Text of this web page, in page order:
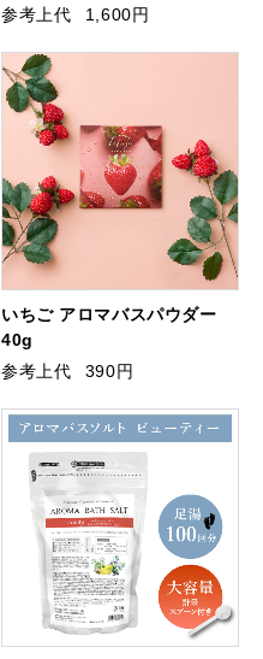
参考上代
1,600円
いちご アロマバスパウダー
40g
参考上代
390円